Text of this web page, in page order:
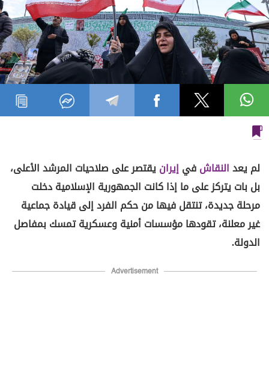
لم يعدالنقاشفيإيرانيقتصر على صلاحيات المرشد الأعلى،
بل بات يتركز على ما إذا كانت الجمهورية الإسلامية دخلت
مرحلة جديدة، تنتقل فيها من حكم الفرد إلى قيادة جماعية
غير معلنة، تقودها مؤسسات أمنية وعسكرية تمسك بمفاصل
الدولة.
Advertisement